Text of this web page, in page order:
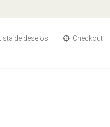
Lista de desejos Checkout